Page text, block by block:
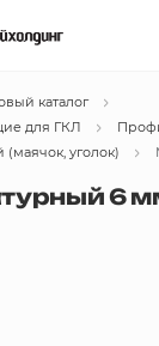
кабинет
заказы по
списку
каталог
для ГКЛ
уголок)
6